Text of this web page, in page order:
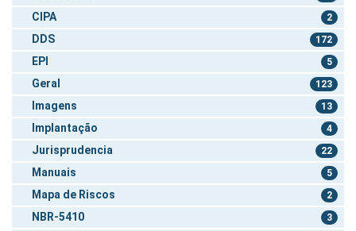
CIPA 2
DDS 172
EPI 5
Geral 123
Imagens 13
Implantação 4
Jurisprudencia 22
Manuais 5
Mapa de Riscos 2
NBR-5410 3